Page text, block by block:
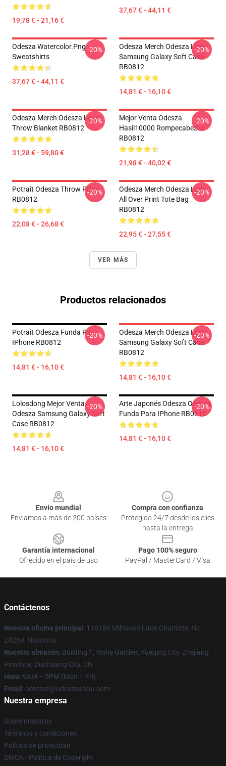
19,78 € - 21,16 €
37,67 € - 44,11 €
Odesza Watercolor.png
Sweatshirts
37,67 € - 44,11 €
-20%
Odesza Merch Odesza Logo
Samsung Galaxy Soft Case
RB0812
14,81 € - 16,10 €
-20%
Odesza Merch Odesza Logo
Throw Blanket RB0812
31,28 € - 59,80 €
-20%
Mejor Venta Odesza
Hasil10000 Rompecabezas
RB0812
21,98 € - 40,02 €
-20%
Potrait Odesza Throw Pillow
RB0812
22,08 € - 26,68 €
-20%
Odesza Merch Odesza Logo
All Over Print Tote Bag
RB0812
22,95 € - 27,55 €
-20%
VER MÁS
Productos relacionados
Potrait Odesza Funda Para
IPhone RB0812
14,81 € - 16,10 €
-20%
Odesza Merch Odesza Logo
Samsung Galaxy Soft Case
RB0812
14,81 € - 16,10 €
-20%
Lolosdong Mejor Venta
Odesza Samsung Galaxy Soft
Case RB0812
14,81 € - 16,10 €
-20%
Arte Japonés Odesza Odesza
Funda Para IPhone RB0812
14,81 € - 16,10 €
-20%
Envío mundial
Enviamos a más de 200 países
Compra con confianza
Protegido 24/7 desde los clics
hasta la entrega
Garantía internacional
Ofrecido en el país de uso
Pago 100% seguro
PayPal / MasterCard / Visa
Contáctenos
Nuestra oficina principal : 116189 Milhaven Lane Charlotte, Nc
28269, Nosotros
Nuestro almacén: Building 1, Yinhe Garden, Yueqing City, Zhejiang
Province, Dunhuang City, CN
Hora: 9AM – 5PM (Mon – Fri)
Email : contact@odeszashop.com
Nuestra empresa
Sobre nosotros
Términos y condiciones
Política de privacidad
DMCA - Política de Copyright